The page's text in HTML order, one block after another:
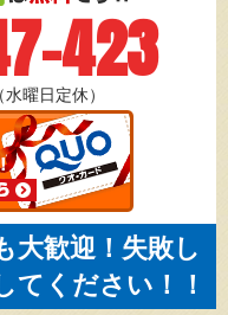
423
（水曜日定休）
大歓迎！失敗し
てください！！